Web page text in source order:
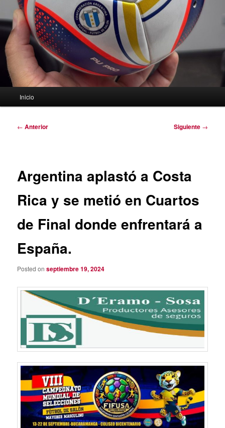
Inicio
Navegación
← Anterior Siguiente →
Argentina aplastó a Costa
Rica y se metió en Cuartos
de Final donde enfrentará a
España.
Posted onseptiembre 19, 2024